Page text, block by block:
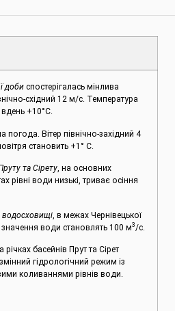
доби спостерігалась мінлива
східний 12 м/с. Температура
вдень +10°С.
погода. Вітер північно-західний 4
становить +1° С.
та Сірету, на основних
рівні води низькі, триває осіння
водосховищі , в межах Чернівецької
значення води становлять 100 м3 /с.
річках басейнів Прут та Сірет
гідрологічний режим із
коливаннями рівнів води.